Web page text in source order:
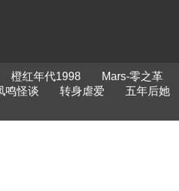
橙红年代1998
Mars-零之革
鸣怪谈 转身虐爱
五年后她